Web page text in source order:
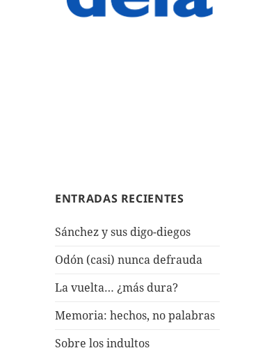
ENTRADAS RECIENTES
Sánchez y sus digo-diegos
Odón (casi) nunca defrauda
La vuelta… ¿más dura?
Memoria: hechos, no palabras
Sobre los indultos